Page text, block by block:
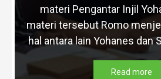
materi Pengantar Injil
materi tersebut Romo
hal antara lain Yohanes dan
Read more